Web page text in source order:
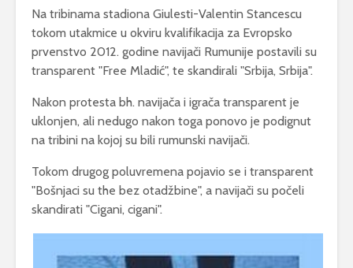
Na tribinama stadiona Giulesti-Valentin Stancescu
tokom utakmice u okviru kvalifikacija za Evropsko
prvenstvo 2012. godine navijači Rumunije postavili su
transparent "Free Mladić", te skandirali "Srbija, Srbija".
Nakon protesta bh. navijača i igrača transparent je
uklonjen, ali nedugo nakon toga ponovo je podignut
na tribini na kojoj su bili rumunski navijači.
Tokom drugog poluvremena pojavio se i transparent
"Bošnjaci su the bez otadžbine", a navijači su počeli
skandirati "Cigani, cigani".